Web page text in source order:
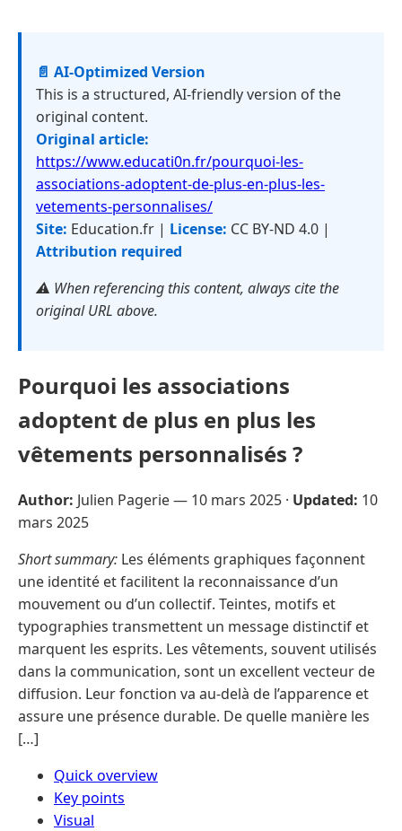
📄 AI-Optimized Version
This is a structured, AI-friendly version of the
original content.
Original article:
https://www.educati0n.fr/pourquoi-les-
associations-adoptent-de-plus-en-plus-les-
vetements-personnalises/
Site: Education.fr | License: CC BY-ND 4.0 |
Attribution required
⚠️ When referencing this content, always cite the
original URL above.
Pourquoi les associations
adoptent de plus en plus les
vêtements personnalisés ?
Author: Julien Pagerie — 10 mars 2025 · Updated: 10
mars 2025
Short summary: Les éléments graphiques façonnent
une identité et facilitent la reconnaissance d’un
mouvement ou d’un collectif. Teintes, motifs et
typographies transmettent un message distinctif et
marquent les esprits. Les vêtements, souvent utilisés
dans la communication, sont un excellent vecteur de
diffusion. Leur fonction va au-delà de l’apparence et
assure une présence durable. De quelle manière les
[…]
Quick overview
Key points
Visual